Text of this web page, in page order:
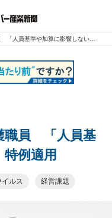
基準や加算に影響しない」特例適用
職員 「人員基
例適用
ルス 経営課題